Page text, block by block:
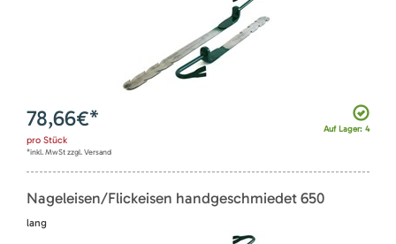
Auf Lager: 4
78,66€*
pro Stück
*inkl. MwSt zzgl. Versand
Nageleisen/Flickeisen handgeschmiedet 650
lang